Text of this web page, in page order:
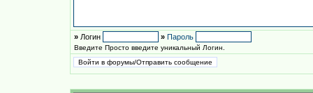
» Логин » Пароль
Введите Просто введите уникальный Логин.